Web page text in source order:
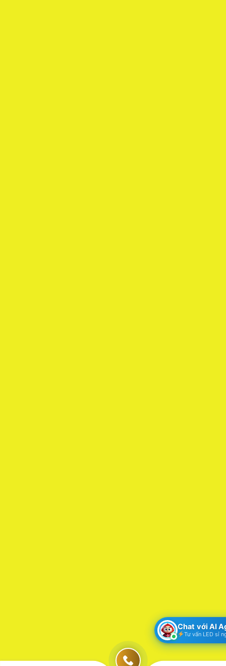
Chat với AI
Tư vấn LED sỉ